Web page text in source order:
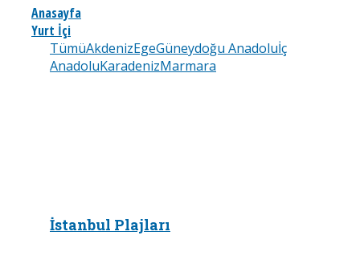
Anasayfa
Yurt İçi
TümüAkdenizEgeGüneydoğu Anadoluİç
AnadoluKaradenizMarmara
İstanbul Plajları